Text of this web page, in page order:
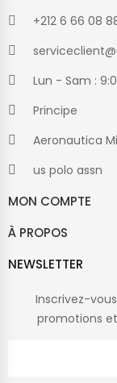
+212 6 66 08
Lun - Sam :
Principe
Aeronautica
us polo assn
MON COMPTE
À PROPOS
NEWSLETTER
Inscrivez-
promotions